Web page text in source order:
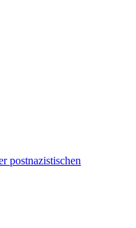
postnazistischen